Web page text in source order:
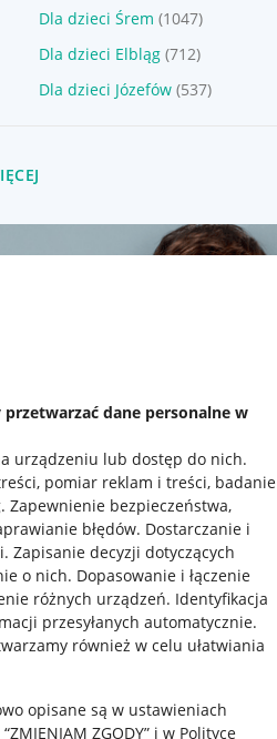
dane personalne w
urządzeniu lub dostęp do nich.
pomiar reklam i treści, badanie
. Zapewnienie bezpieczeństwa,
błędów. Dostarczanie i
. Zapisanie decyzji dotyczących
o nich. Dopasowanie i łączenie
różnych urządzeń. Identyfikacja
przesyłanych automatycznie.
również w celu ułatwiania
opisane są w ustawieniach
ZGODY” i w Polityce
Dla dzieci Śrem (1047)
Dla dzieci Elbląg (712)
Dla dzieci Józefów (537)
aplikację